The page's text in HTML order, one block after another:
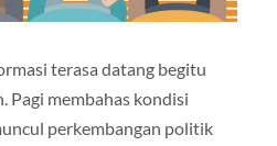
terasa datang begitu
Pagi membahas kondisi
perkembangan politik